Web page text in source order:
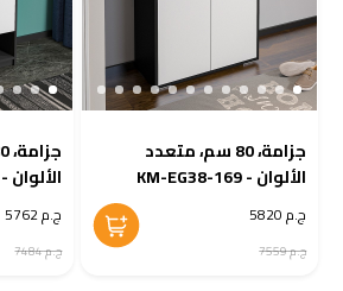
جزامة، 80 سم، متعدد
الألوان - KM-EG38-169
ج.م 5820
ج.م 7559
الألوان - KM-EG38-168
ج.م 5762
ج.م 7484